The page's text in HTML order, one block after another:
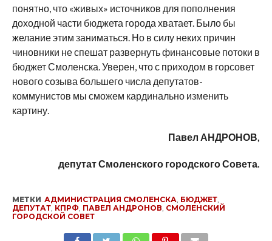
понятно, что «живых» источников для пополнения
доходной части бюджета города хватает. Было бы
желание этим заниматься. Но в силу неких причин
чиновники не спешат развернуть финансовые потоки в
бюджет Смоленска. Уверен, что с приходом в горсовет
нового созыва большего числа депутатов-
коммунистов мы сможем кардинально изменить
картину.
Павел АНДРОНОВ,
депутат Смоленского городского Совета.
МЕТКИ АДМИНИСТРАЦИЯ СМОЛЕНСКА БЮДЖЕТ,
ДЕПУТАТ, КПРФ ПАВЕЛ АНДРОНОВ СМОЛЕНСКИЙ
ГОРОДСКОЙ СОВЕТ